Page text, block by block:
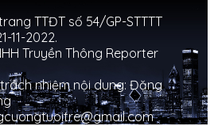
TTĐT số 54/GP-STTTT
11-2022.
Truyền Thông Reporter
nhiệm nội dung: Đặng